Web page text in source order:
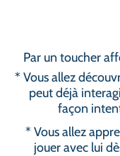
Par un toucher
* Vous allez
peut déjà
façon
* Vous allez
jouer avec lui